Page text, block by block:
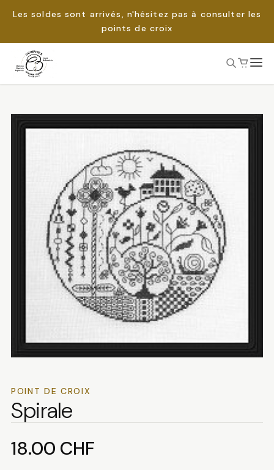
Les soldes sont arrivés, n'hésitez pas à consulter les
points de croix
Passer
POINT DE CROIX
Spirale
18.00 CHF